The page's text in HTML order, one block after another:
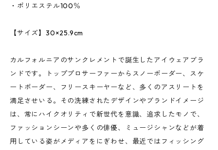
・ポリエステル100％
【サイズ】30×25.9cm
カルフォルニアのサンクレメントで誕生したアイウェアブラ
ンドです。トッププロサーファーからスノーボーダー、スケ
ートボーダー、フリースキーヤーなど、多くのアスリートを
満足させいる。その洗練されたデザインやブランドイメージ
は、常にハイクオリティで新世代を意識、追求したモノで、
ファッションシーンや多くの俳優、ミュージシャンなどが着
用している姿がメディアをにぎわせ、最近ではフィッシング